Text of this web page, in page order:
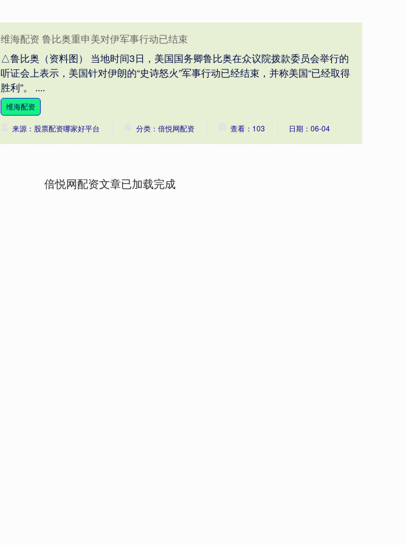
维海配资 鲁比奥重申美对伊军事行动已结束
△鲁比奥（资料图） 当地时间3日，美国国务卿鲁比奥在众议院拨款委员会举行的
听证会上表示，美国针对伊朗的“史诗怒火”军事行动已经结束，并称美国“已经取得
胜利”。 ....
维海配资
来源：股票配资哪家好平台 分类：倍悦网配资 查看：103 日期：06-04
倍悦网配资文章已加载完成